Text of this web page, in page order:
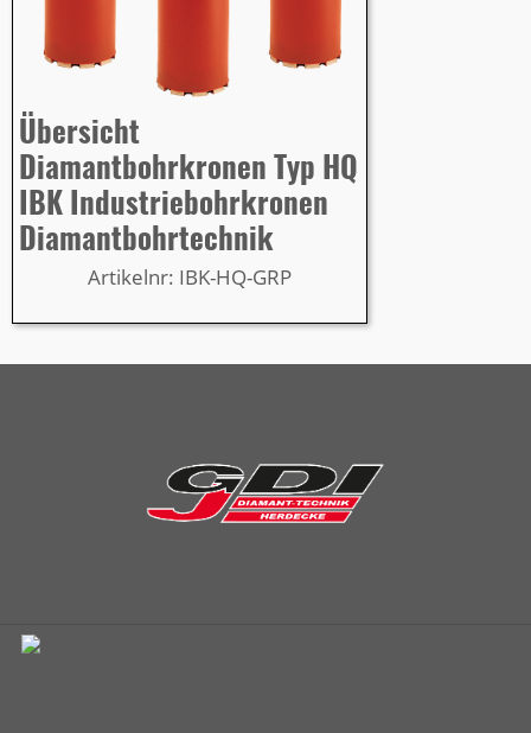
Übersicht
Diamantbohrkronen Typ HQ
IBK Industriebohrkronen
Diamantbohrtechnik
Artikelnr: IBK-HQ-GRP